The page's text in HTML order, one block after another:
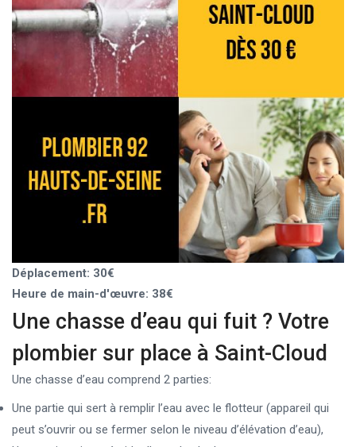
Déplacement: 30€
Heure de main-d'œuvre: 38€
Une chasse d’eau qui fuit ? Votre
plombier sur place à Saint-Cloud
Une chasse d’eau comprend 2 parties:
Une partie qui sert à remplir l’eau avec le flotteur (appareil qui
peut s’ouvrir ou se fermer selon le niveau d’élévation d’eau),